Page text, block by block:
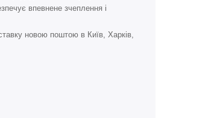
впевнене зчеплення і
новою поштою в Київ, Харків,